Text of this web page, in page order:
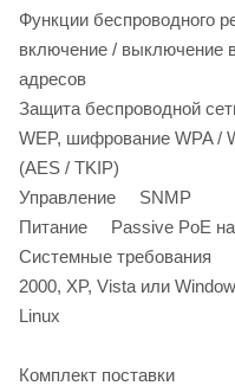
Функции
включение / выключение
адресов
Защита беспроводной
WEP, шифрование WPA /
(AES / TKIP)
Управление SNMP
Питание Passive PoE на
Системные требования
2000, XP, Vista или
Linux
Комплект поставки